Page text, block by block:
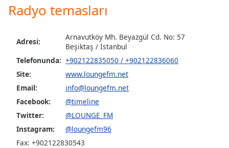
modal
window.
Beginning
window.
Escape
cancel
close
Radyo temasları
Adresi:
Arnavutköy Mh. Beyazgül Cd. No: 57
Beşiktaş / İstanbul
Telefonunda: +902122835050 / +902122836060
Site:
www.loungefm.net
Email:
info@loungefm.net
Facebook:
@timeline
Twitter:
@LOUNGE_FM
Instagram:
@loungefm96
Fax: +902122830543